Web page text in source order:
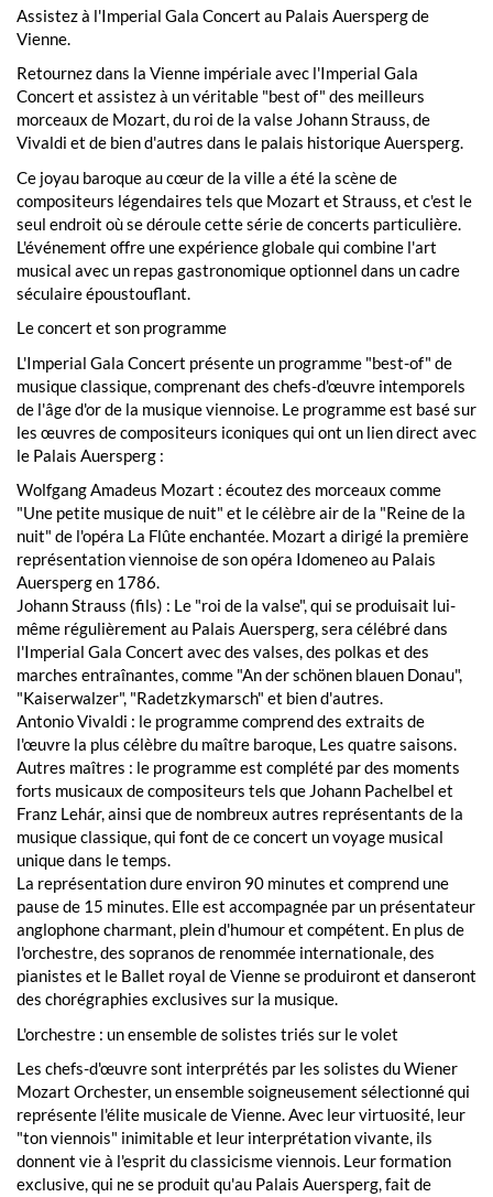
Assistez à l'Imperial Gala Concert au Palais Auersperg de
Vienne.
Retournez dans la Vienne impériale avec l'Imperial Gala
Concert et assistez à un véritable "best of" des meilleurs
morceaux de Mozart, du roi de la valse Johann Strauss, de
Vivaldi et de bien d'autres dans le palais historique Auersperg.
Ce joyau baroque au cœur de la ville a été la scène de
compositeurs légendaires tels que Mozart et Strauss, et c'est le
seul endroit où se déroule cette série de concerts particulière.
L'événement offre une expérience globale qui combine l'art
musical avec un repas gastronomique optionnel dans un cadre
séculaire époustouflant.
Le concert et son programme
L'Imperial Gala Concert présente un programme "best-of" de
musique classique, comprenant des chefs-d'œuvre intemporels
de l'âge d'or de la musique viennoise. Le programme est basé sur
les œuvres de compositeurs iconiques qui ont un lien direct avec
le Palais Auersperg :
Wolfgang Amadeus Mozart : écoutez des morceaux comme
"Une petite musique de nuit" et le célèbre air de la "Reine de la
nuit" de l'opéra La Flûte enchantée. Mozart a dirigé la première
représentation viennoise de son opéra Idomeneo au Palais
Auersperg en 1786.
Johann Strauss (fils) : Le "roi de la valse", qui se produisait lui-
même régulièrement au Palais Auersperg, sera célébré dans
l'Imperial Gala Concert avec des valses, des polkas et des
marches entraînantes, comme "An der schönen blauen Donau",
"Kaiserwalzer", "Radetzkymarsch" et bien d'autres.
Antonio Vivaldi : le programme comprend des extraits de
l'œuvre la plus célèbre du maître baroque, Les quatre saisons.
Autres maîtres : le programme est complété par des moments
forts musicaux de compositeurs tels que Johann Pachelbel et
Franz Lehár, ainsi que de nombreux autres représentants de la
musique classique, qui font de ce concert un voyage musical
unique dans le temps.
La représentation dure environ 90 minutes et comprend une
pause de 15 minutes. Elle est accompagnée par un présentateur
anglophone charmant, plein d'humour et compétent. En plus de
l'orchestre, des sopranos de renommée internationale, des
pianistes et le Ballet royal de Vienne se produiront et danseront
des chorégraphies exclusives sur la musique.
L'orchestre : un ensemble de solistes triés sur le volet
Les chefs-d'œuvre sont interprétés par les solistes du Wiener
Mozart Orchester, un ensemble soigneusement sélectionné qui
représente l'élite musicale de Vienne. Avec leur virtuosité, leur
"ton viennois" inimitable et leur interprétation vivante, ils
donnent vie à l'esprit du classicisme viennois. Leur formation
exclusive, qui ne se produit qu'au Palais Auersperg, fait de